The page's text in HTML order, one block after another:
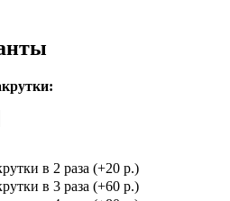
в 2 раза (+20 р.)
в 3 раза (+60 р.)